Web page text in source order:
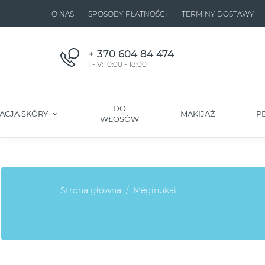
O NAS SPOSOBY PŁATNOŚCI TERMINY DOSTAWY
+ 370 604 84 474
I - V: 10:00 - 18:00
SKÓRY
DO
WŁOSÓW
MAKIJAŻ
Strona główna Mėginukai